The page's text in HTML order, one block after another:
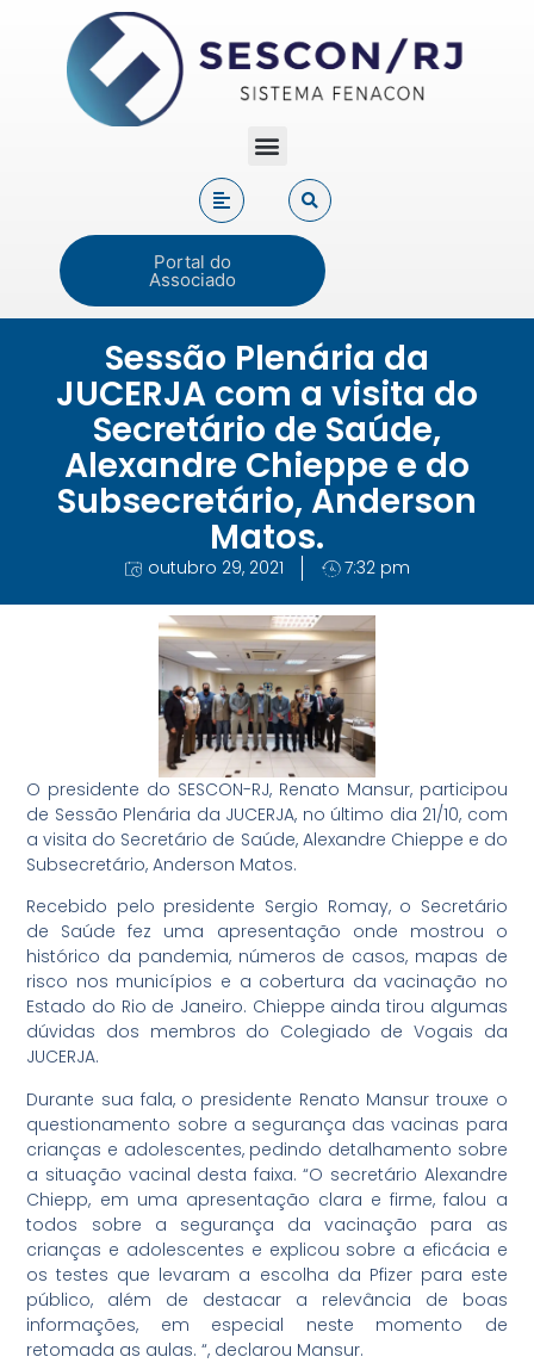
Portal do
Associado
Sessão Plenária da
JUCERJA com a visita do
Secretário de Saúde,
Alexandre Chieppe e do
Subsecretário, Anderson
Matos.
outubro 29, 2021 7:32 pm
O presidente do SESCON-RJ, Renato Mansur, participou
de Sessão Plenária da JUCERJA, no último dia 21/10, com
a visita do Secretário de Saúde, Alexandre Chieppe e do
Subsecretário, Anderson Matos.
Recebido pelo presidente Sergio Romay, o Secretário
de Saúde fez uma apresentação onde mostrou o
histórico da pandemia, números de casos, mapas de
risco nos municípios e a cobertura da vacinação no
Estado do Rio de Janeiro. Chieppe ainda tirou algumas
dúvidas dos membros do Colegiado de Vogais da
JUCERJA.
Durante sua fala, o presidente Renato Mansur trouxe o
questionamento sobre a segurança das vacinas para
crianças e adolescentes, pedindo detalhamento sobre
a situação vacinal desta faixa. “O secretário Alexandre
Chiepp, em uma apresentação clara e firme, falou a
todos sobre a segurança da vacinação para as
crianças e adolescentes e explicou sobre a eficácia e
os testes que levaram a escolha da Pfizer para este
público, além de destacar a relevância de boas
informações, em especial neste momento de
retomada as aulas. “, declarou Mansur.